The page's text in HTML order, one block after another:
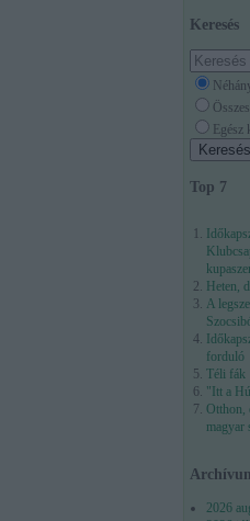
Keresés
Egész
Top 7
Heten,
A
forduló
Téli fák
"Itt a
Otthon,
magyar
2026